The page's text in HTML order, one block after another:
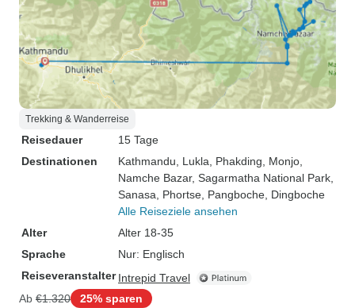
Trekking & Wanderreise
Reisedauer
15 Tage
Destinationen
Kathmandu , Lukla , Phakding , Monjo
Namche Bazar, Sagarmatha National Park
Sanasa , Phortse , Pangboche , Dingboche
Alle Reiseziele ansehen
Alter
Alter 18-35
Sprache
Nur: Englisch
Reiseveranstalter Intrepid Travel
Ab €1.320 25% sparen